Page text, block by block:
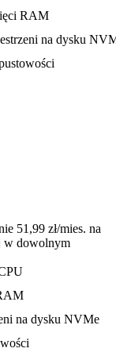
RAM
na dysku
51,99 zł/mies. na
w dowolnym
na dysku NVMe